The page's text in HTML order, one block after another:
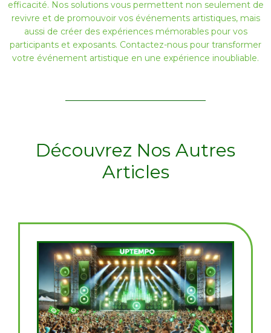
efficacité. Nos solutions vous permettent non seulement de
revivre et de promouvoir vos événements artistiques, mais
aussi de créer des expériences mémorables pour vos
participants et exposants. Contactez-nous pour transformer
votre événement artistique en une expérience inoubliable.
Découvrez Nos Autres
Articles